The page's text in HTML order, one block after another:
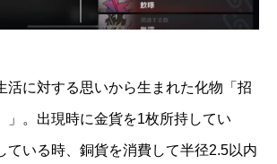
活に対する思いから生まれた化物「招
」。出現時に金貨を1枚所持してい
ている時、銅貨を消費して半径2.5以内